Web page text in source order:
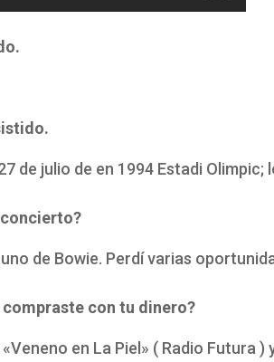
de julio de en 1994 Estadi Olimpic;
de Bowie. Perdí varias
con tu dinero?
en La Piel» ( Radio Futura )